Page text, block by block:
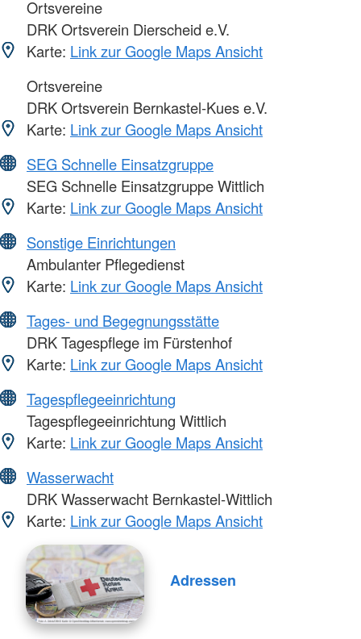
Ortsvereine
DRK Ortsverein Dierscheid e.V.
Karte: Link zur Google Maps Ansicht
Ortsvereine
DRK Ortsverein Bernkastel-Kues e.V.
Karte: Link zur Google Maps Ansicht
SEG Schnelle Einsatzgruppe
SEG Schnelle Einsatzgruppe Wittlich
Karte: Link zur Google Maps Ansicht
Sonstige Einrichtungen
Ambulanter Pflegedienst
Karte: Link zur Google Maps Ansicht
Tages- und Begegnungsstätte
DRK Tagespflege im Fürstenhof
Karte: Link zur Google Maps Ansicht
Tagespflegeeinrichtung
Tagespflegeeinrichtung Wittlich
Karte: Link zur Google Maps Ansicht
Wasserwacht
DRK Wasserwacht Bernkastel-Wittlich
Karte: Link zur Google Maps Ansicht
Adressen